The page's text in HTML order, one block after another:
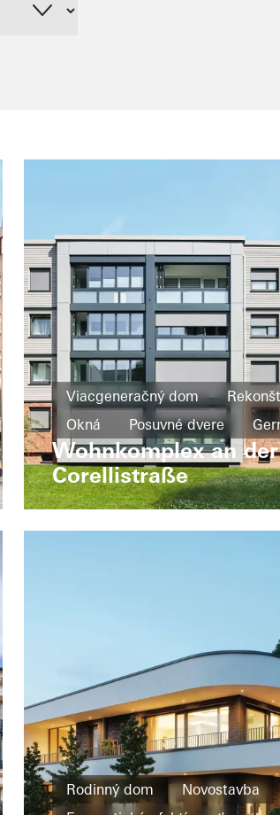
Viacgeneračný dom
Okná
Posuvné dvere
Wohnkomplex an der
Corellistraße
Rodinný dom
Novostavba